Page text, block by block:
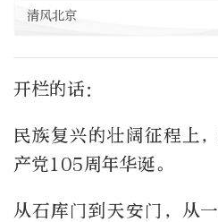
清风北京
开栏的话：
民族复兴的壮阔征程上
产党105周年华诞。
从石库门到天安门，从